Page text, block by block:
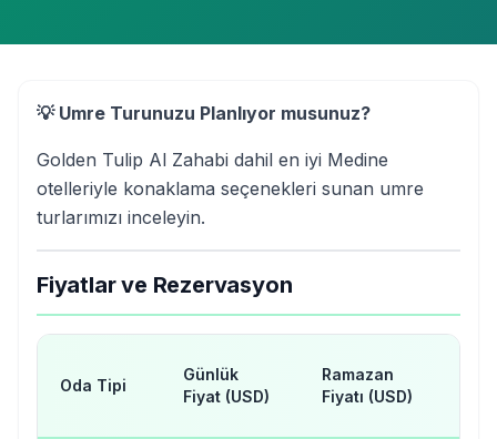
💡 Umre Turunuzu Planlıyor musunuz?
Golden Tulip Al Zahabi dahil en iyi Medine
otelleriyle konaklama seçenekleri sunan umre
turlarımızı inceleyin.
Fiyatlar ve Rezervasyon
Oda Tipi
Günlük
Fiyat (USD)
Ramazan
Fiyatı (USD)